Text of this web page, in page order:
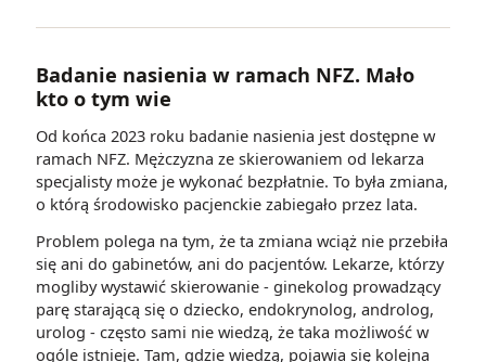
Badanie nasienia w ramach NFZ. Mało
kto o tym wie
Od końca 2023 roku badanie nasienia jest dostępne w
ramach NFZ. Mężczyzna ze skierowaniem od lekarza
specjalisty może je wykonać bezpłatnie. To była zmiana,
o którą środowisko pacjenckie zabiegało przez lata.
Problem polega na tym, że ta zmiana wciąż nie przebiła
się ani do gabinetów, ani do pacjentów. Lekarze, którzy
mogliby wystawić skierowanie - ginekolog prowadzący
parę starającą się o dziecko, endokrynolog, androlog,
urolog - często sami nie wiedzą, że taka możliwość w
ogóle istnieje. Tam, gdzie wiedzą, pojawia się kolejna